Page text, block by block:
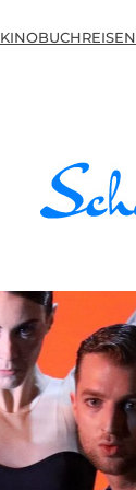
KINOBUCHREISEN